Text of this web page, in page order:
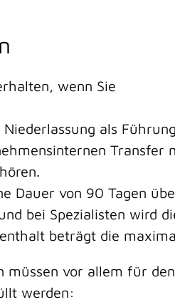
wenn Sie
als
Transfer
Dauer von 90 Tagen
bei Spezialisten wird
beträgt die
müssen vor allem für
werden: